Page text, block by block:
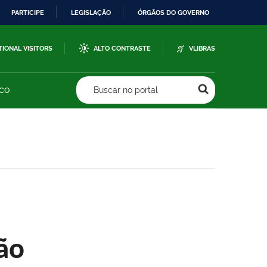
PARTICIPE LEGISLAÇÃO ÓRGÃOS DO GOVERNO
VISITORS ALTO CONTRASTE VLIBRAS
Buscar no portal